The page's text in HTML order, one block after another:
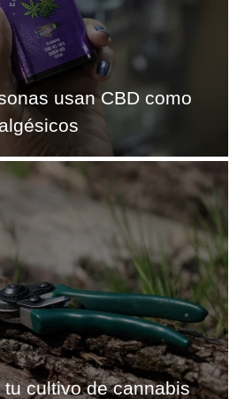
usan CBD como
cultivo de cannabis